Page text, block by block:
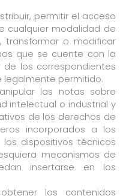
permitir el acceso
cualquier modalidad de
transformar o modificar
que se cuente con la
de los correspondientes
legalmente permitido.
las notas sobre
intelectual o industrial y
de los derechos de
incorporados a los
dispositivos técnicos
mecanismos de
insertarse en los
los contenidos